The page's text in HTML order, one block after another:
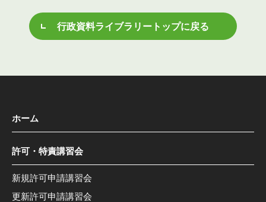
行政資料ライブラリートップに戻る
ホーム
許可・特責講習会
新規許可申請講習会
更新許可申請講習会